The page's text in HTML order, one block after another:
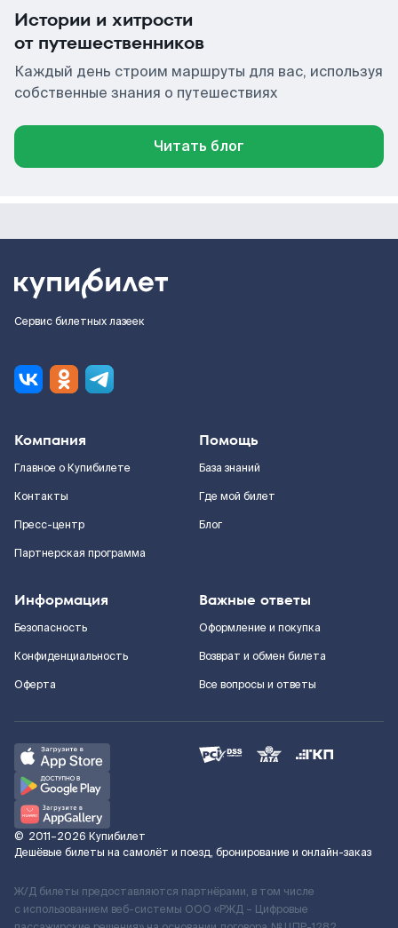
Истории и хитрости
от путешественников
Каждый день строим маршруты для вас, используя
собственные знания о путешествиях
Читать блог
Сервис билетных лазеек
Компания
Главное о Купибилете
Контакты
Пресс-центр
Партнерская программа
Помощь
База знаний
Где мой билет
Блог
Информация
Безопасность
Конфиденциальность
Оферта
Важные ответы
Оформление и покупка
Возврат и обмен билета
Все вопросы и ответы
© 2011–2026 Купибилет
Дешёвые билеты на самолёт и поезд, бронирование и онлайн-заказ
Ж/Д билеты предоставляются партнёрами, в том числе
с использованием веб-системы ООО «РЖД – Цифровые